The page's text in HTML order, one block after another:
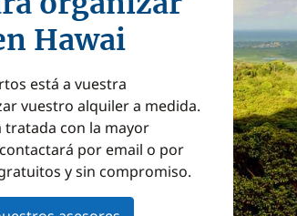
Hawai
está a vuestra
vuestro alquiler a medida.
tratada con la mayor
por email o por
y sin compromiso.